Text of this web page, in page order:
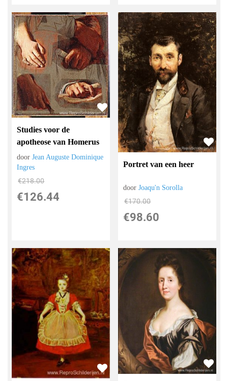
Studies voor de
apotheose van Homerus
doorJean Auguste Dominique
Ingres
€218.00
€126.44
Portret van een heer
doorJoaqu'n Sorolla
€170.00
€98.60